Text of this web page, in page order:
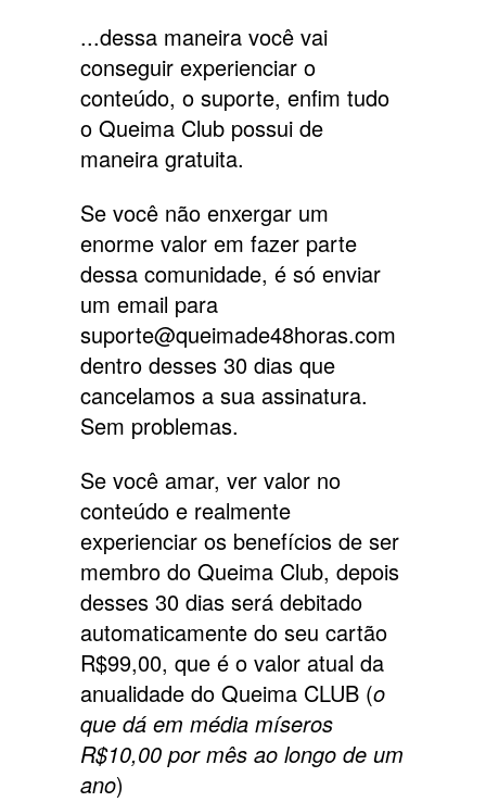
...dessa maneira você vai
conseguir experienciar o
conteúdo, o suporte, enfim tudo
o Queima Club possui de
maneira gratuita.
Se você não enxergar um
enorme valor em fazer parte
dessa comunidade, é só enviar
um email para
suporte@queimade48horas.com
dentro desses 30 dias que
cancelamos a sua assinatura.
Sem problemas.
Se você amar, ver valor no
conteúdo e realmente
experienciar os benefícios de ser
membro do Queima Club, depois
desses 30 dias será debitado
automaticamente do seu cartão
R$99,00, que é o valor atual da
anualidade do Queima CLUB (o
que dá em média míseros
R$10,00 por mês ao longo de um
ano)